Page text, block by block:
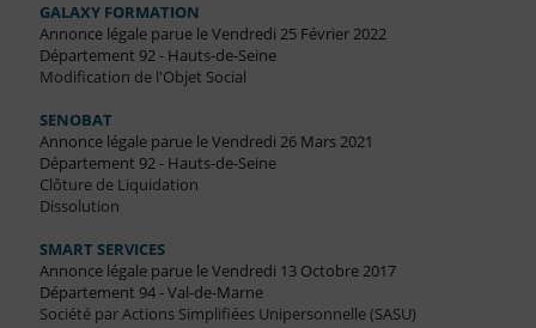
GALAXY FORMATION
Annonce légale parue le Vendredi 25 Février 2022
Département 92 - Hauts-de-Seine
Modification de l'Objet Social
SENOBAT
Annonce légale parue le Vendredi 26 Mars 2021
Département 92 - Hauts-de-Seine
Clôture de Liquidation
Dissolution
SMART SERVICES
Annonce légale parue le Vendredi 13 Octobre 2017
Département 94 - Val-de-Marne
Société par Actions Simplifiées Unipersonnelle (SASU)